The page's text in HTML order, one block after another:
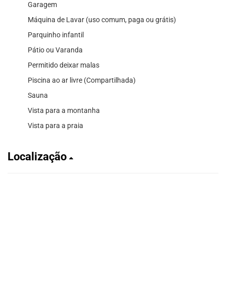
Garagem
Máquina de Lavar (uso comum, paga ou grátis)
Parquinho infantil
Pátio ou Varanda
Permitido deixar malas
Piscina ao ar livre (Compartilhada)
Sauna
Vista para a montanha
Vista para a praia
Localização